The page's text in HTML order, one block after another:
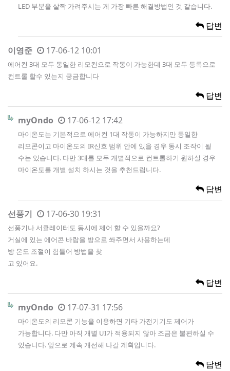
LED 부분을 살짝 가려주시는 게 가장 빠른 해결방법인 것 같습니다.
답변
이영준 17-06-12 10:01
에어컨 3대 모두 동일한 리모컨으로 작동이 가능한데 3대 모두 등록으로
컨트롤 할수 있는지 궁금합니다
답변
myOndo 17-06-12 17:42
마이온도는 기본적으로 에어컨 1대 작동이 가능하지만 동일한
리모콘이고 마이온도의 IR신호 범위 안에 있을 경우 동시 조작이 될
수는 있습니다. 다만 3대를 모두 개별적으로 컨트롤하기 원하실 경우
마이온도를 개별 설치 하시는 것을 추천드립니다.
답변
선풍기 17-06-30 19:31
선풍기나 서큘레이터도 동시에 제어 할 수 있을까요?
거실에 있는 에어콘 바람을 방으로 쏴주면서 사용하는데
방 온도 조절이 힘들어 방법을 찾
고 있어요.
답변
myOndo 17-07-31 17:56
마이온도의 리모콘 기능을 이용하면 기타 가전기기도 제어가
가능합니다. 다만 아직 개별 UI가 적용되지 않아 조금은 불편하실 수
있습니다. 앞으로 계속 개선해 나갈 계획입니다.
답변